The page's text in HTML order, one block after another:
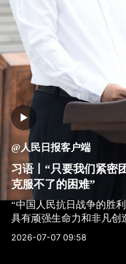
@人民日报客户端
习语丨“只要我们紧密
克服不了的困难”
“中国人民抗日战争的胜
具有顽强生命力和非凡创
全文
2026-07-07 09:58